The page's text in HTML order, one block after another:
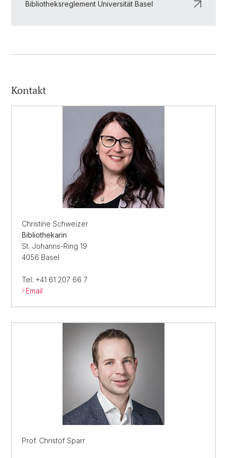
Bibliotheksreglement Universität Basel
Kontakt
Christine Schweizer
Bibliothekarin
St. Johanns-Ring 19
4056 Basel
Tel: +41 61 207 66 7
Email
Prof. Christof Sparr